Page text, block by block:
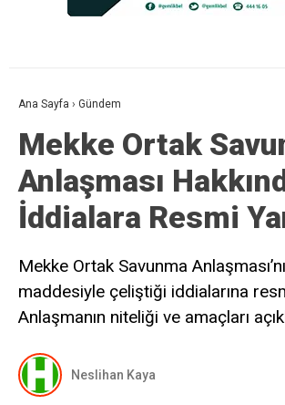
Ana Sayfa › Gündem
Mekke Ortak
Anlaşması
İddialara Resmi
Mekke Ortak Savunma
maddesiyle çeliştiği iddialarına
Anlaşmanın niteliği ve amaçları
Neslihan Kaya